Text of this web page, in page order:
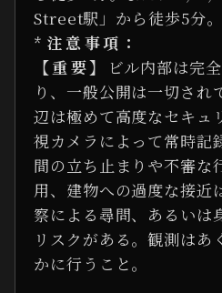
Street駅」から徒歩5分。
* 注意事項：
【重要】
ビル内部は完
り、一般公開は一切され
辺は極めて高度なセキュ
視カメラによって常時記
間の立ち止まりや不審な
用、建物への過度な接近
察による尋問、あるいは
リスクがある。観測はあ
かに行うこと。